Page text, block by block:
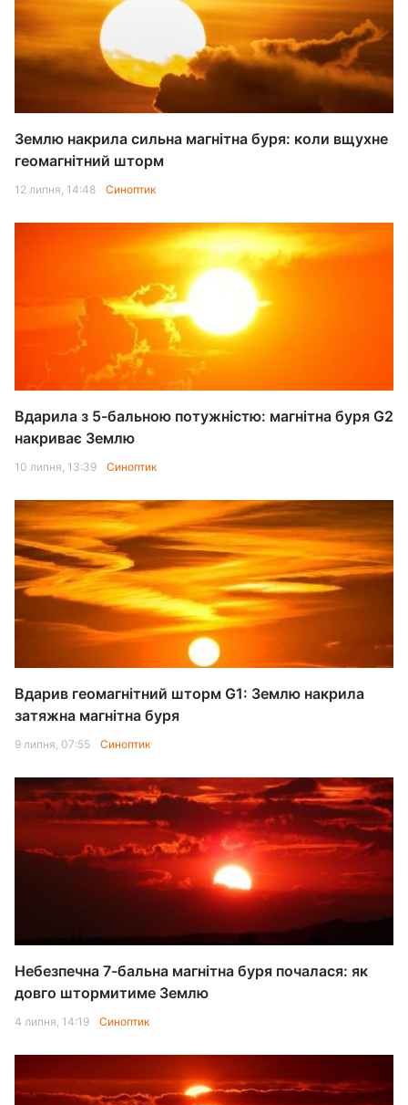
Землю накрила сильна магнітна буря: коли вщухне
геомагнітний шторм
12 липня, 14:48 Синоптик
Вдарила з 5-бальною потужністю: магнітна буря G2
накриває Землю
10 липня, 13:39 Синоптик
Вдарив геомагнітний шторм G1: Землю накрила
затяжна магнітна буря
9 липня, 07:55 Синоптик
Небезпечна 7-бальна магнітна буря почалася: як
довго штормитиме Землю
4 липня, 14:19 Синоптик